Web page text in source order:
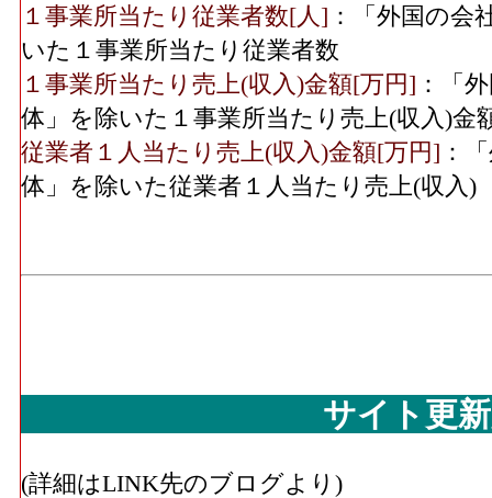
１事業所当たり従業者数[人] ：「外国の会
いた１事業所当たり従業者数
１事業所当たり売上(収入)金額[万円] ：「
体」を除いた１事業所当たり売上(収入)金
従業者１人当たり売上(収入)金額[万円] ：
体」を除いた従業者１人当たり売上(収入)
サイト更
(詳細はLINK先のブログより)